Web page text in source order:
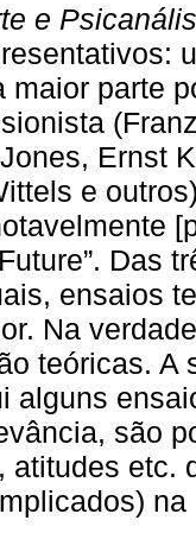
e
maior parte
Ernst
e
Das
ensaios
Na
teóricas. A
alguns
são
atitudes etc.
na